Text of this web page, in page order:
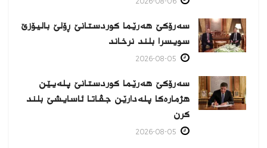
سەرۆکێ هەرێما کوردستانێ ڕۆلێ بالیۆزێ
سویسرا بلند نرخاند
سەرۆکێ هەرێما کوردستانێ پلەیێن
هژمارەكا پلەدارێن جڤاتا ئاسایشێ بلند
كرن